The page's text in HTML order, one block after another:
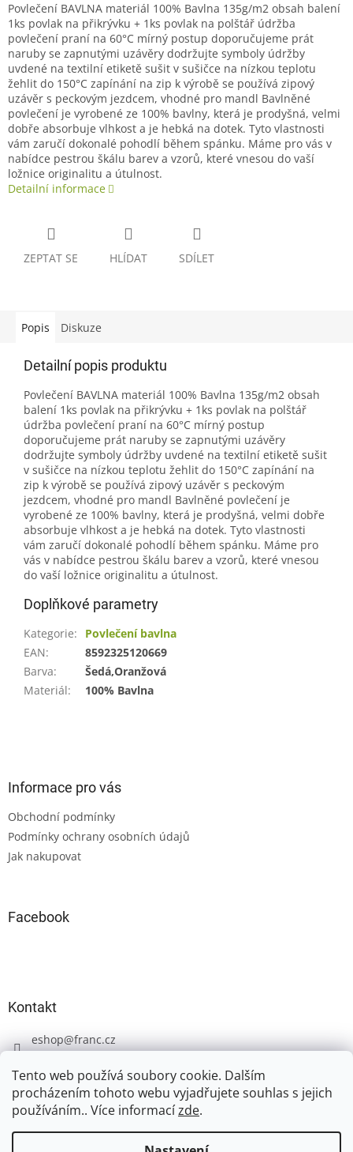
Tento web používá soubory cookie. Dalším
procházením tohoto webu vyjadřujete souhlas s jejich
používáním.. Více informacízde.
Povlečení BAVLNA materiál 100% Bavlna 135g/m2 obsah balení
1ks povlak na přikrývku + 1ks povlak na polštář údržba
povlečení praní na 60°C mírný postup doporučujeme prát
naruby se zapnutými uzávěry dodržujte symboly údržby
uvdené na textilní etiketě sušit v sušičce na nízkou teplotu
žehlit do 150°C zapínání na zip k výrobě se používá zipový
uzávěr s peckovým jezdcem, vhodné pro mandl Bavlněné
povlečení je vyrobené ze 100% bavlny, která je prodyšná, velmi
dobře absorbuje vlhkost a je hebká na dotek. Tyto vlastnosti
vám zaručí dokonalé pohodlí během spánku. Máme pro vás v
nabídce pestrou škálu barev a vzorů, které vnesou do vaší
ložnice originalitu a útulnost.
Detailní informace
ZEPTAT SE HLÍDAT SDÍLET
Popis Diskuze
Detailní popis produktu
Povlečení BAVLNA materiál 100% Bavlna 135g/m2 obsah
balení 1ks povlak na přikrývku + 1ks povlak na polštář
údržba povlečení praní na 60°C mírný postup
doporučujeme prát naruby se zapnutými uzávěry
dodržujte symboly údržby uvdené na textilní etiketě sušit
v sušičce na nízkou teplotu žehlit do 150°C zapínání na
zip k výrobě se používá zipový uzávěr s peckovým
jezdcem, vhodné pro mandl Bavlněné povlečení je
vyrobené ze 100% bavlny, která je prodyšná, velmi dobře
absorbuje vlhkost a je hebká na dotek. Tyto vlastnosti
vám zaručí dokonalé pohodlí během spánku. Máme pro
vás v nabídce pestrou škálu barev a vzorů, které vnesou
do vaší ložnice originalitu a útulnost.
Doplňkové parametry
Kategorie:
Povlečení bavlna
EAN:
8592325120669
Barva:
Šedá,Oranžová
Materiál: 100% Bavlna
Informace pro vás
Obchodní podmínky
Podmínky ochrany osobních údajů
Jak nakupovat
Facebook
Kontakt
eshop@franc.cz